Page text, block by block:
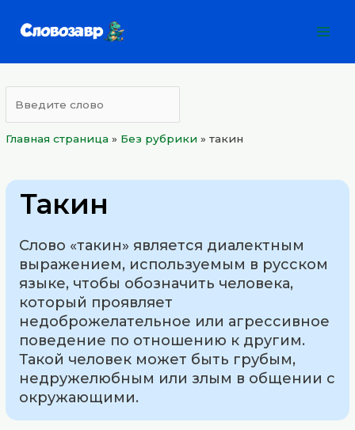
Главная страница » Без рубрики »такин
Такин
Слово «такин» является диалектным
выражением, используемым в русском
языке, чтобы обозначить человека,
который проявляет
недоброжелательное или агрессивное
поведение по отношению к другим.
Такой человек может быть грубым,
недружелюбным или злым в общении с
окружающими.